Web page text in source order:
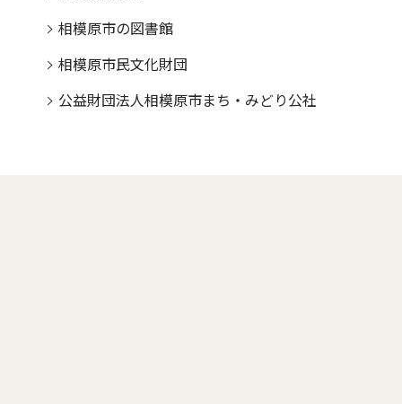
相模原市の図書館
相模原市民文化財団
公益財団法人相模原市まち・みどり公社